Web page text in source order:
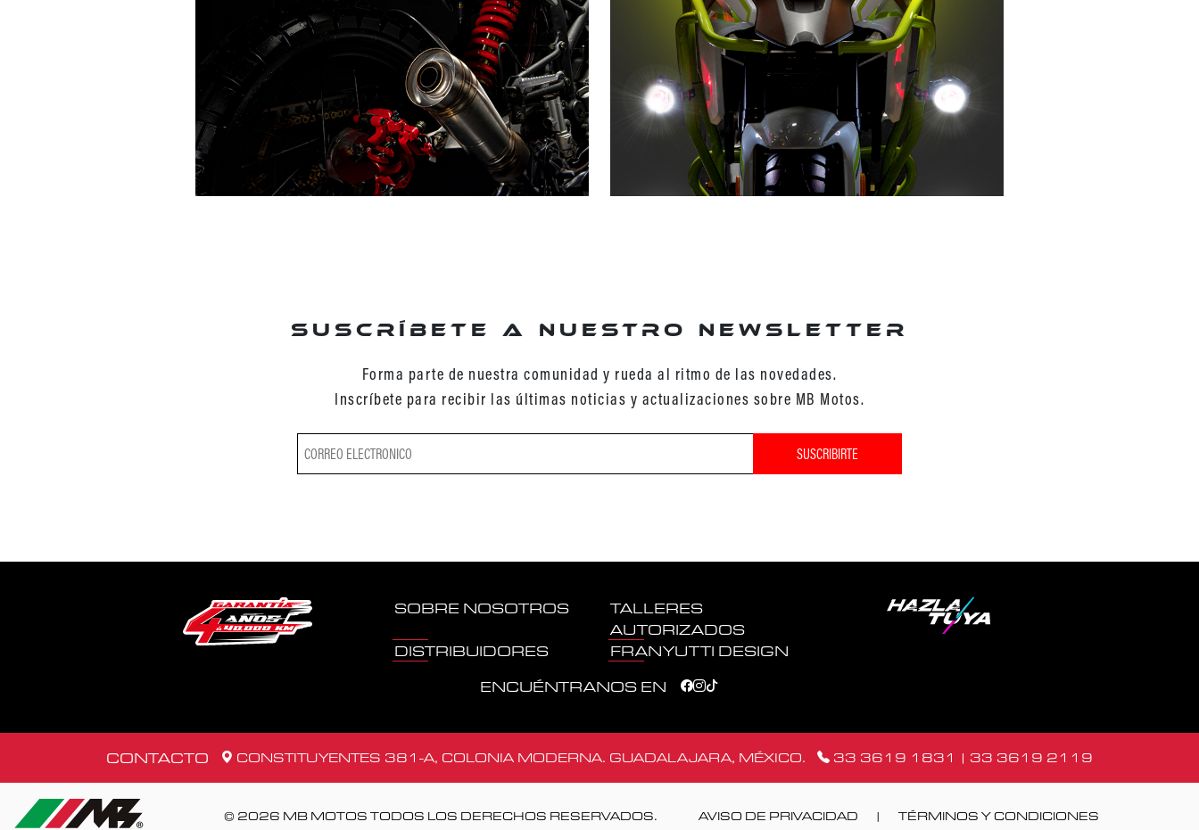
Suscríbete a nuestro newsletter
Forma parte de nuestra comunidad y rueda al ritmo de las novedades.
Inscríbete para recibir las últimas noticias y actualizaciones sobre MB Motos.
SUSCRIBIRTE
SOBRE NOSOTROS
TALLERES
AUTORIZADOS
DISTRIBUIDORES
FRANYUTTI DESIGN
ENCUÉNTRANOS EN
CONTACTO CONSTITUYENTES 381-A, COLONIA MODERNA. GUADALAJARA, MÉXICO. 33 3619 1831 | 33 3619 2119
© 2026 MB MOTOS TODOS LOS DERECHOS RESERVADOS. AVISO DE PRIVACIDAD | TÉRMINOS Y CONDICIONES